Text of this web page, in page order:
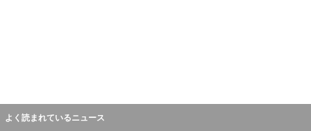
よく読まれているニュース